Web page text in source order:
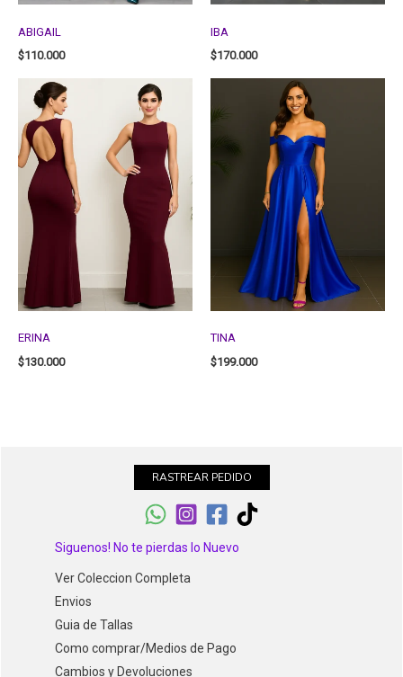
ABIGAIL
$110.000
IBA
$170.000
ERINA
$130.000
TINA
$199.000
RASTREAR PEDIDO
Siguenos! No te pierdas lo Nuevo
Ver Coleccion Completa
Envios
Guia de Tallas
Como comprar/Medios de Pago
Cambios y Devoluciones